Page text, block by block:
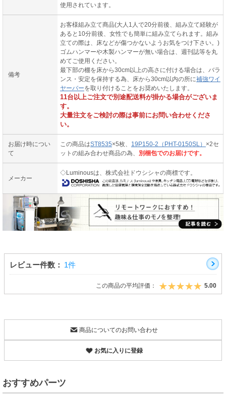
使用されています。
備考
お客様組み立て商品(大人1人で20分前後、組み立て経験が
あると10分前後、女性でも簡単に組み立てられます。組み
立ての際は、床などが傷つかないようお気をつけ下さい。)
ゴムハンマーや木製ハンマーが無い場合は、週刊誌等を丸
めてご使用ください。
最下部の棚を床から30cm以上の高さに付ける場合は、バラ
ンス・安定を保持する為、床から30cm以内の所に補強ワイ
ヤーバーを取り付けることをお奨めいたします。
11台以上ご注文で別途配送料が掛かる場合がございま
す。
大量注文をご検討の際は事前にお問い合わせくださ
い。
お届け時につい
て
この商品はST8535×5枚、 19P150-2（PHT-0150SL） ×2セ
ットの組み合わせ商品の為、 別梱包でのお届けです。
メーカー
◇Luminousは、株式会社ドウシシャの商標です。
レビュー件数： 1件
この商品の平均評価： 5.00
商品についてのお問い合わせ
お気に入りに登録
おすすめパーツ